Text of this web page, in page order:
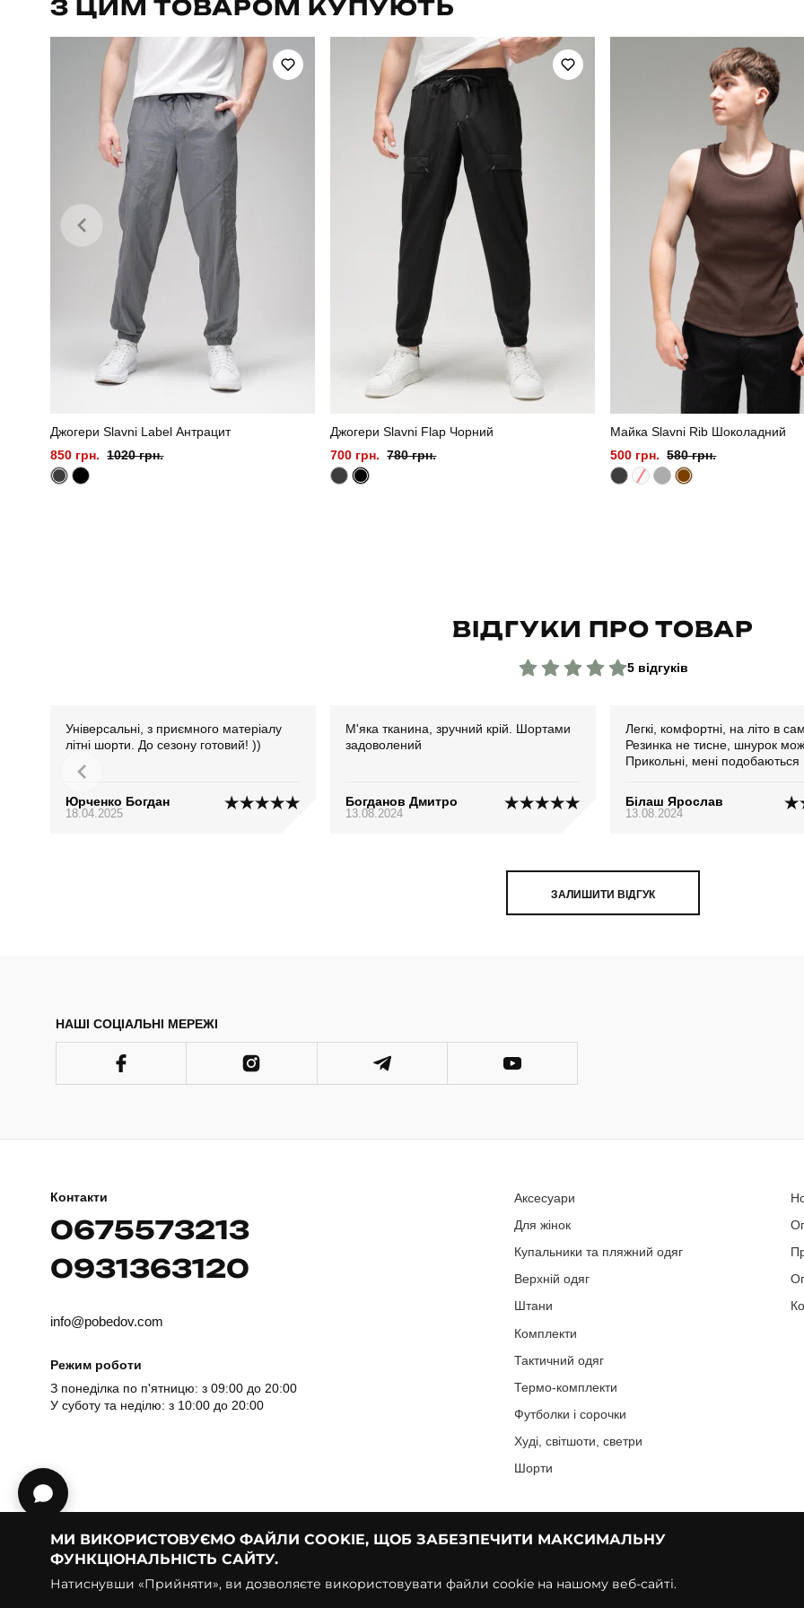
МИ ВИКОРИСТОВУЄМО ФАЙЛИ COOKIE, ЩОБ ЗАБЕЗПЕЧИТИ МАКСИМАЛЬНУ
ФУНКЦІОНАЛЬНІСТЬ САЙТУ.
Натиснувши «Прийняти», ви дозволяєте використовувати файли cookie на нашому веб-сайті.
Стать
літо
Країна - виробник
З ЦИМ ТОВАРОМ КУПУЮТЬ
Джогери Slavni Label Антрацит
850 грн. 1020 грн.
Джогери Slavni Flap Чорний
700 грн. 780 грн.
Майка Slavni Rib Шоколадний
500 грн. 580 грн.
ВІДГУКИ ПРО ТОВАР
5 відгуків
Універсальні, з приємного матеріалу
літні шорти. До сезону готовий! ))
Юрченко Богдан
18.04.2025
М'яка тканина, зручний крій. Шортами
задоволений
Богданов Дмитро
13.08.2024
Легкі, комфортні, на літо в
Резинка не тисне, шнурок
Прикольні, мені подобаються
Білаш Ярослав
13.08.2024
ЗАЛИШИТИ ВІДГУК
НАШІ СОЦІАЛЬНІ МЕРЕЖІ
Контакти
0675573213
0931363120
info@pobedov.com
Режим роботи
З понеділка по п'ятницю: з 09:00 до 20:00
У суботу та неділю: з 10:00 до 20:00
Аксесуари
Для жінок
Купальники та пляжний одяг
Верхній одяг
Штани
Комплекти
Тактичний одяг
Термо-комплекти
Футболки і сорочки
Худі, світшоти, светри
Шорти
© Pobedov | 2018 — 2026